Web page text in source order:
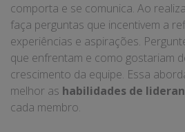
comporta e se comunica. Ao
faça perguntas que incentivem a
experiências e aspirações.
que enfrentam e como gostariam
crescimento da equipe. Essa
melhor as habilidades de
cada membro.